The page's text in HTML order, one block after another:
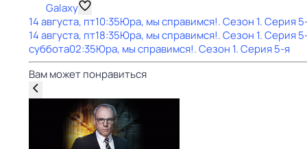
Galaxy
14 августа, пт10:35Юра, мы справимся!. Сезон 1. Серия
14 августа, пт18:35Юра, мы справимся!. Сезон 1. Серия
суббота02:35Юра, мы справимся!. Сезон 1. Серия 5-я
Вам может понравиться